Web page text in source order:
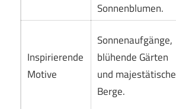
Sonnenblumen.
Inspirierende
Motive
Sonnenaufgänge,
blühende Gärten
und majestätische
Berge.